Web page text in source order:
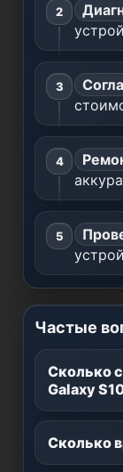
Частые
Сколько
Galaxy
Сколько